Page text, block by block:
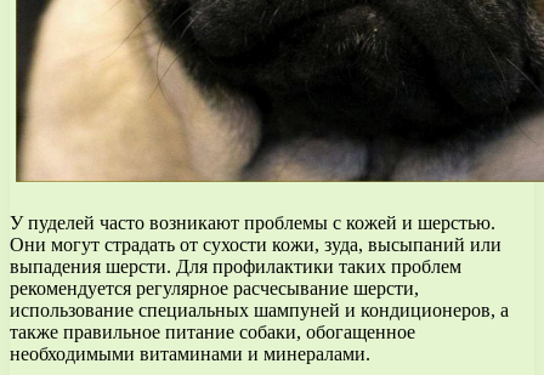
У пуделей часто возникают проблемы с кожей и шерстью.
Они могут страдать от сухости кожи, зуда, высыпаний или
выпадения шерсти. Для профилактики таких проблем
рекомендуется регулярное расчесывание шерсти,
использование специальных шампуней и кондиционеров, а
также правильное питание собаки, обогащенное
необходимыми витаминами и минералами.